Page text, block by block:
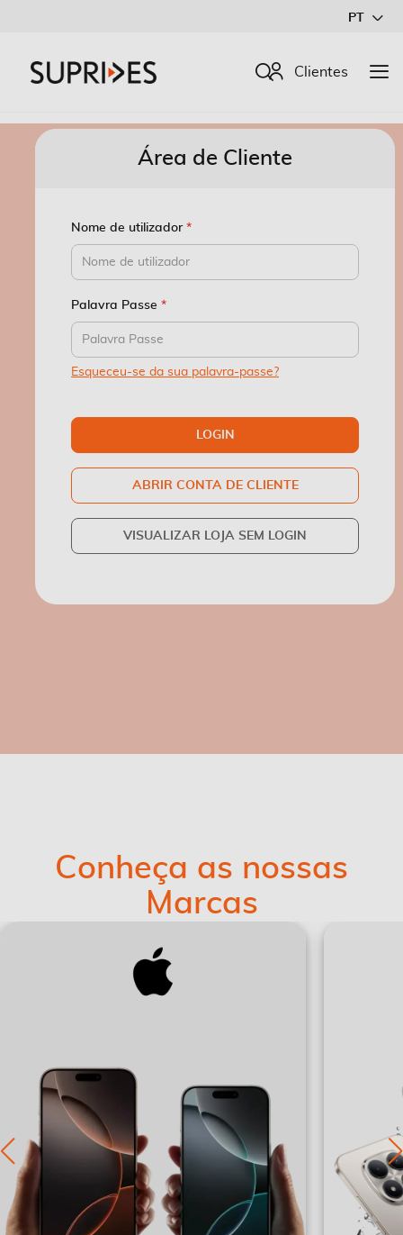
Conteúdo
PT
Procurar
Clientes
Área de Cliente
Nome de utilizador
Palavra Passe
Esqueceu-se da sua palavra-passe?
LOGIN
ABRIR CONTA DE CLIENTE
VISUALIZAR LOJA SEM LOGIN
Conheça as nossas
Marcas